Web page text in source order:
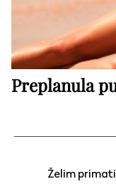
Preplanula
Želim